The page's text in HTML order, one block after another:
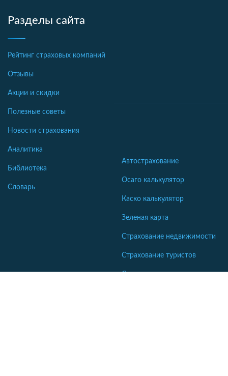
Разделы сайта
Рейтинг страховых компаний
Отзывы
Акции и скидки
Полезные советы
Новости страхования
Аналитика
Библиотека
Словарь
Автострахование
Осаго калькулятор
Каско калькулятор
Зеленая карта
Страхование недвижимости
Страхование туристов
Страхование яхт и катеров